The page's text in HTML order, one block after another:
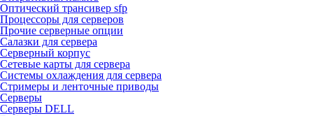
Оптический трансивер sfp
Процессоры для серверов
Прочие серверные опции
Салазки для сервера
Серверный корпус
Сетевые карты для сервера
Системы охлаждения для сервера
Стримеры и ленточные приводы
Серверы
Серверы DELL